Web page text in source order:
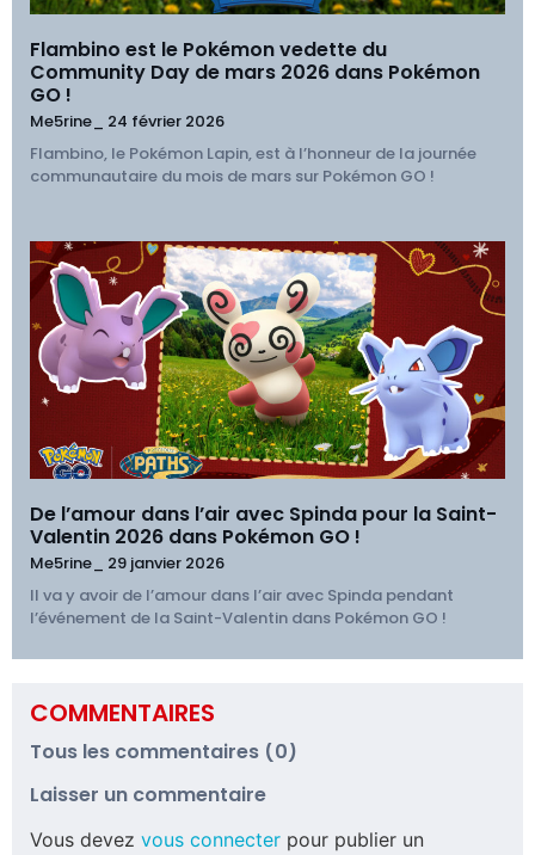
Flambino est le Pokémon vedette du
Community Day de mars 2026 dans Pokémon
GO !
Me5rine_ 24 février 2026
Flambino, le Pokémon Lapin, est à l’honneur de la journée
communautaire du mois de mars sur Pokémon GO !
De l’amour dans l’air avec Spinda pour la Saint-
Valentin 2026 dans Pokémon GO !
Me5rine_ 29 janvier 2026
Il va y avoir de l’amour dans l’air avec Spinda pendant
l’événement de la Saint-Valentin dans Pokémon GO !
COMMENTAIRES
Tous les commentaires (0)
Laisser un commentaire
Vous devez vous connecter pour publier un